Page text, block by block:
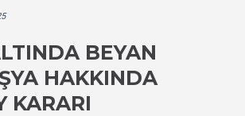
BEYAN
HAKKINDA
KARARI